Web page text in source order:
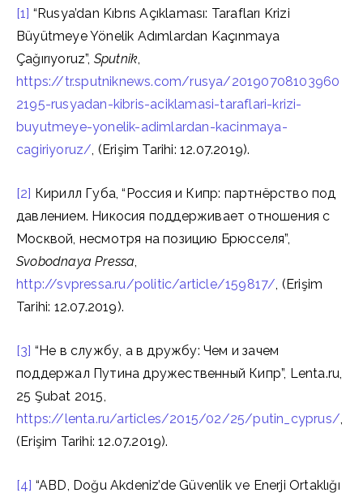
[1] “Rusya’dan Kıbrıs Açıklaması: Tarafları Krizi
Büyütmeye Yönelik Adımlardan Kaçınmaya
Çağırıyoruz”, Sputnik,
https://tr.sputniknews.com/rusya/20190708103960
2195-rusyadan-kibris-aciklamasi-taraflari-krizi-
buyutmeye-yonelik-adimlardan-kacinmaya-
cagiriyoruz/, (Erişim Tarihi: 12.07.2019).
[2] Кирилл Губа, “Россия и Кипр: партнёрство под
давлением. Никосия поддерживает отношения с
Москвой, несмотря на позицию Брюсселя”,
Svobodnaya Pressa,
http://svpressa.ru/politic/article/159817/, (Erişim
Tarihi: 12.07.2019).
[3] “Не в службу, а в дружбу: Чем и зачем
поддержал Путина дружественный Кипр”, Lenta.ru,
25 Şubat 2015,
https://lenta.ru/articles/2015/02/25/putin_cyprus/,
(Erişim Tarihi: 12.07.2019).
[4] “ABD, Doğu Akdeniz’de Güvenlik ve Enerji Ortaklığı